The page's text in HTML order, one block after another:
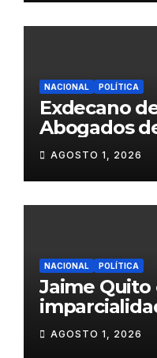
NACIONAL POLÍTICA
Exdecano
Abogados
propuestas
ciudadana
AGOSTO 1, 2026
NACIONAL POLÍTICA
Jaime Quito
de Ollanta
AGOSTO 1, 2026